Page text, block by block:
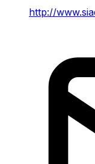
http://